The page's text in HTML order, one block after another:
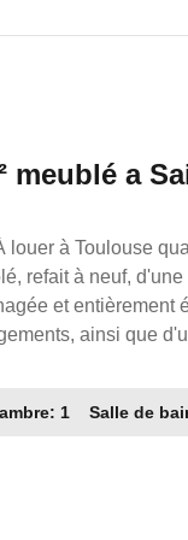
meublé a
refait à neuf,
et entièrement
ainsi que
Immobilier partout
1 Salle de